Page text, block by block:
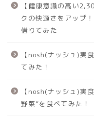
【健康意識の高い
クの快適さをアップ
借りてみた
【nosh(ナッシュ)実
てみた！
【nosh(ナッシュ)実
野菜”を食べてみた！